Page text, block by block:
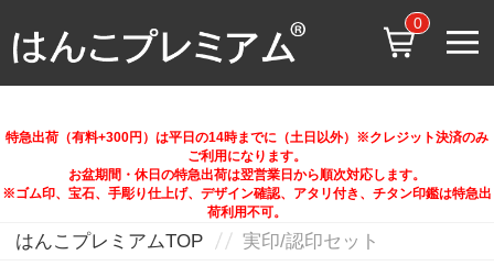
0
特急出荷（有料+300円）は平日の14時までに（土日以外）※クレジット決済のみ
ご利用になります。
お盆期間・休日の特急出荷は翌営業日から順次対応します。
※ゴム印、宝石、手彫り仕上げ、デザイン確認、アタリ付き、チタン印鑑は特急出
荷利用不可。
はんこプレミアムTOP 実印/認印セット